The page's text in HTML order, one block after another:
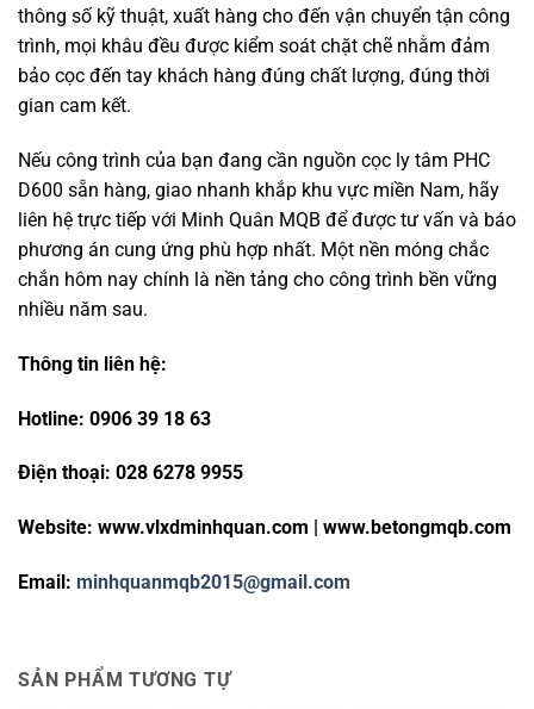
thông số kỹ thuật, xuất hàng cho đến vận chuyển tận công
trình, mọi khâu đều được kiểm soát chặt chẽ nhằm đảm
bảo cọc đến tay khách hàng đúng chất lượng, đúng thời
gian cam kết.
Nếu công trình của bạn đang cần nguồn cọc ly tâm PHC
D600 sẵn hàng, giao nhanh khắp khu vực miền Nam, hãy
liên hệ trực tiếp với Minh Quân MQB để được tư vấn và báo
phương án cung ứng phù hợp nhất. Một nền móng chắc
chắn hôm nay chính là nền tảng cho công trình bền vững
nhiều năm sau.
Thông tin liên hệ:
Hotline: 0906 39 18 63
Điện thoại: 028 6278 9955
Website: www.vlxdminhquan.com | www.betongmqb.com
Email: minhquanmqb2015@gmail.com
SẢN PHẨM TƯƠNG TỰ